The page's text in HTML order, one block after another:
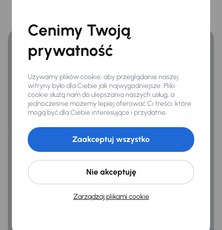
Zyskaj lepsze warunki finansowania niż v banku.
Cenimy Twoją
prywatność
Używamy plików cookie, aby przeglądanie naszej
witryny było dla Ciebie jak najwygodniejsze. Pliki
cookie służą nam do ulepszania naszych usług, a
jednocześnie możemy lepiej oferować Ci treści, które
mogą być dla Ciebie interesujące i przydatne.
Zarządzaj plikami cookie
Nie akceptuję
Zaakceptuj wszystko